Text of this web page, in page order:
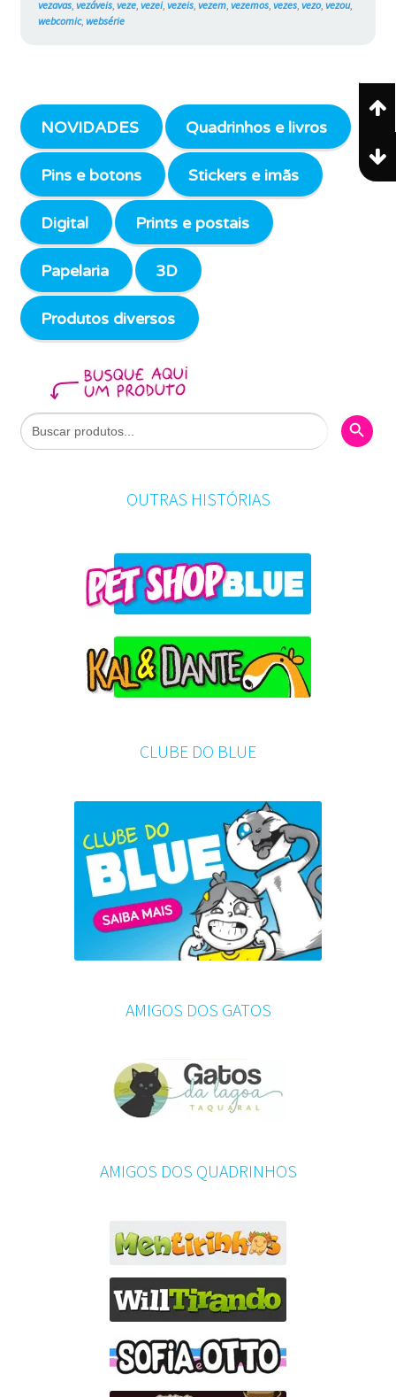
vezavas, vezáveis, veze, vezei, vezeis, vezem, vezemos, vezes, vezo, vezou,
webcomic, websérie
NOVIDADES Quadrinhos e livros
Pins e botons Stickers e imãs
Digital Prints e postais
Papelaria 3D
Produtos diversos
Search
for:
Search
OUTRAS HISTÓRIAS
CLUBE DO BLUE
AMIGOS DOS GATOS
AMIGOS DOS QUADRINHOS